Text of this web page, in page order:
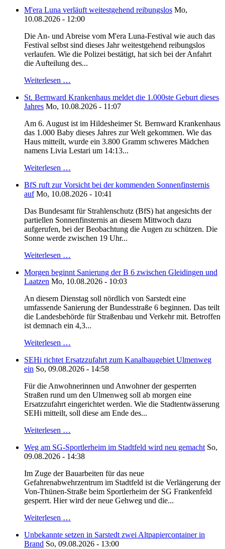
M'era Luna verläuft weitestgehend reibungslos Mo,
10.08.2026 - 12:00
Die An- und Abreise vom M'era Luna-Festival wie auch das
Festival selbst sind dieses Jahr weitestgehend reibungslos
verlaufen. Wie die Polizei bestätigt, hat sich bei der Anfahrt
die Aufteilung des...
Weiterlesen …
St. Bernward Krankenhaus meldet die 1.000ste Geburt dieses
Jahres Mo, 10.08.2026 - 11:07
Am 6. August ist im Hildesheimer St. Bernward Krankenhaus
das 1.000 Baby dieses Jahres zur Welt gekommen. Wie das
Haus mitteilt, wurde ein 3.800 Gramm schweres Mädchen
namens Livia Lestari um 14:13...
Weiterlesen …
BfS ruft zur Vorsicht bei der kommenden Sonnenfinsternis
auf Mo, 10.08.2026 - 10:41
Das Bundesamt für Strahlenschutz (BfS) hat angesichts der
partiellen Sonnenfinsternis an diesem Mittwoch dazu
aufgerufen, bei der Beobachtung die Augen zu schützen. Die
Sonne werde zwischen 19 Uhr...
Weiterlesen …
Morgen beginnt Sanierung der B 6 zwischen Gleidingen und
Laatzen Mo, 10.08.2026 - 10:03
An diesem Dienstag soll nördlich von Sarstedt eine
umfassende Sanierung der Bundesstraße 6 beginnen. Das teilt
die Landesbehörde für Straßenbau und Verkehr mit. Betroffen
ist demnach ein 4,3...
Weiterlesen …
SEHi richtet Ersatzzufahrt zum Kanalbaugebiet Ulmenweg
ein So, 09.08.2026 - 14:58
Für die Anwohnerinnen und Anwohner der gesperrten
Straßen rund um den Ulmenweg soll ab morgen eine
Ersatzzufahrt eingerichtet werden. Wie die Stadtentwässerung
SEHi mitteilt, soll diese am Ende des...
Weiterlesen …
Weg am SG-Sportlerheim im Stadtfeld wird neu gemacht So,
09.08.2026 - 14:38
Im Zuge der Bauarbeiten für das neue
Gefahrenabwehrzentrum im Stadtfeld ist die Verlängerung der
Von-Thünen-Straße beim Sportlerheim der SG Frankenfeld
gesperrt. Hier wird der neue Gehweg und die...
Weiterlesen …
Unbekannte setzen in Sarstedt zwei Altpapiercontainer in
Brand So, 09.08.2026 - 13:00